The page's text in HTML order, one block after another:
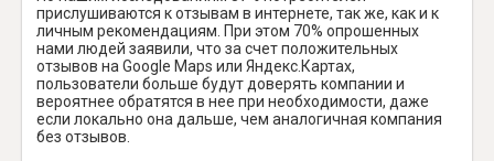
прислушиваются к отзывам в интернете, так же, как и к
личным рекомендациям. При этом 70% опрошенных
нами людей заявили, что за счет положительных
отзывов на Google Maps или Яндекс.Картах,
пользователи больше будут доверять компании и
вероятнее обратятся в нее при необходимости, даже
если локально она дальше, чем аналогичная компания
без отзывов.